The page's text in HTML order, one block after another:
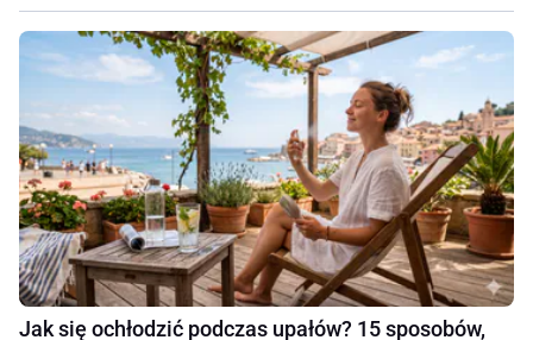
Jak się ochłodzić podczas upałów? 15 sposobów,